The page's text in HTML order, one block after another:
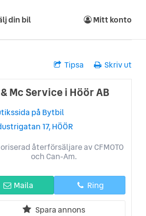
din bil Mitt konto
Tipsa Skriv ut
Mc Service i Höör AB
på Bytbil
17, HÖÖR
återförsäljare av CFMOTO
och Can-Am.
Maila Ring
Spara annons